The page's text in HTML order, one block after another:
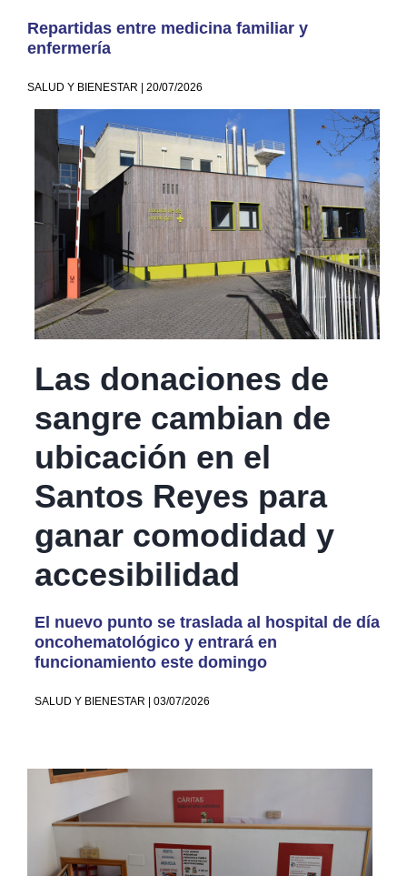
Repartidas entre medicina familiar y
enfermería
SALUD Y BIENESTAR | 20/07/2026
Las donaciones de
sangre cambian de
ubicación en el
Santos Reyes para
ganar comodidad y
accesibilidad
El nuevo punto se traslada al hospital de día
oncohematológico y entrará en
funcionamiento este domingo
SALUD Y BIENESTAR | 03/07/2026